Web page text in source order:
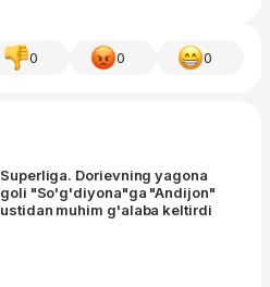
0 0 0
Superliga. Dorievning yagona
goli "So'g'diyona"ga "Andijon"
ustidan muhim g'alaba keltirdi